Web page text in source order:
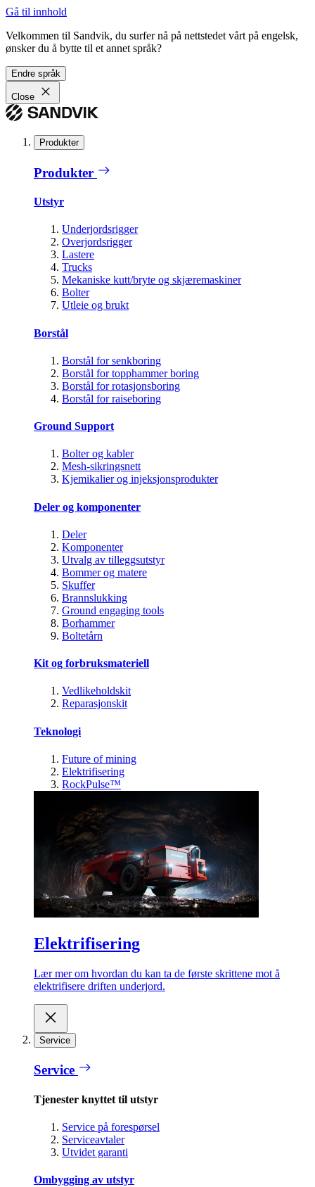
Gå til innhold
Velkommen til Sandvik, du surfer nå på nettstedet vårt på engelsk,
ønsker du å bytte til et annet språk?
Endre språk
Close
Produkter
Produkter
Utstyr
Underjordsrigger
Overjordsrigger
Lastere
Trucks
Mekaniske kutt/bryte og skjæremaskiner
Bolter
Utleie og brukt
Borstål
Borstål for senkboring
Borstål for topphammer boring
Borstål for rotasjonsboring
Borstål for raiseboring
Ground Support
Bolter og kabler
Mesh-sikringsnett
Kjemikalier og injeksjonsprodukter
Deler og komponenter
Deler
Komponenter
Utvalg av tilleggsutstyr
Bommer og matere
Skuffer
Brannslukking
Ground engaging tools
Borhammer
Boltetårn
Kit og forbruksmateriell
Vedlikeholdskit
Reparasjonskit
Teknologi
Future of mining
Elektrifisering
RockPulse™
Elektrifisering
Lær mer om hvordan du kan ta de første skrittene mot å
elektrifisere driften underjord.
Service
Service
Tjenester knyttet til utstyr
Service på forespørsel
Serviceavtaler
Utvidet garanti
Ombygging av utstyr